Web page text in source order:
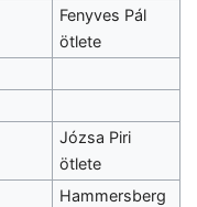
Fenyves Pál
ötlete
Józsa Piri
ötlete
Hammersberg